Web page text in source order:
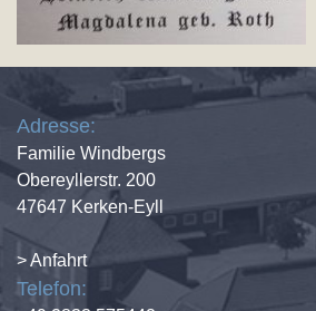
Adresse:
Familie Windbergs
Obereyllerstr. 200
47647 Kerken-Eyll
> Anfahrt
Telefon: